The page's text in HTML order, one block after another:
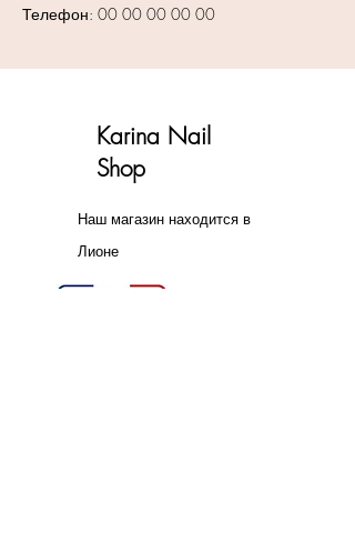
Телефон: 00 00 00 00 00
Karina Nail
Shop
Наш магазин находится в
Лионе